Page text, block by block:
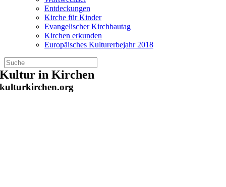
Entdeckungen
Kirche für Kinder
Evangelischer Kirchbautag
Kirchen erkunden
Europäisches Kulturerbejahr 2018
Zum
Inhalt
springen
Kultur in Kirchen
kulturkirchen.org